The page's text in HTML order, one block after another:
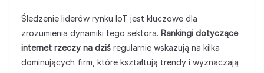
Śledzenie liderów rynku IoT jest kluczowe dla
zrozumienia dynamiki tego sektora. Rankingi dotyczące
internet rzeczy na dziś regularnie wskazują na kilka
dominujących firm, które kształtują trendy i wyznaczają